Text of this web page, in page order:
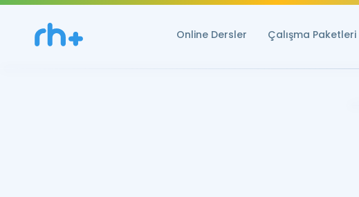
Online Dersler Çalışma Paketleri